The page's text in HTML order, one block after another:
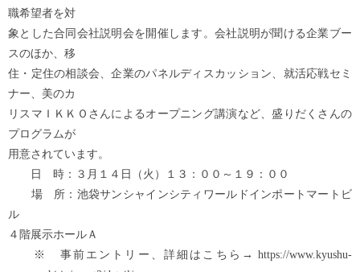
職希望者を対
象とした合同会社説明会を開催します。会社説明が聞ける企業ブー
スのほか、移
住・定住の相談会、企業のパネルディスカッション、就活応戦セミ
ナー、美のカ
リスマＩＫＫＯさんによるオープニング講演など、盛りだくさんの
プログラムが
用意されています。
日 時：３月１４日（火）１３：００～１９：００
場 所：池袋サンシャインシティワールドインポートマートビ
ル
４階展示ホールＡ
※ 事前エントリー、詳細はこちら→ https://www.kyushu-